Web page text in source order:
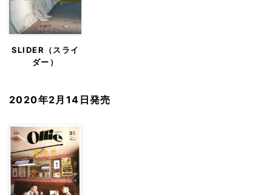
SLIDER（スライ
ダー）
2020年2月14日発売